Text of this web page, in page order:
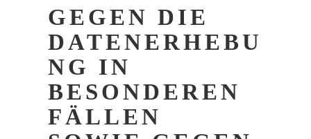
GEGEN DIE
DATENERHEBU
NG IN
BESONDEREN
FÄLLEN